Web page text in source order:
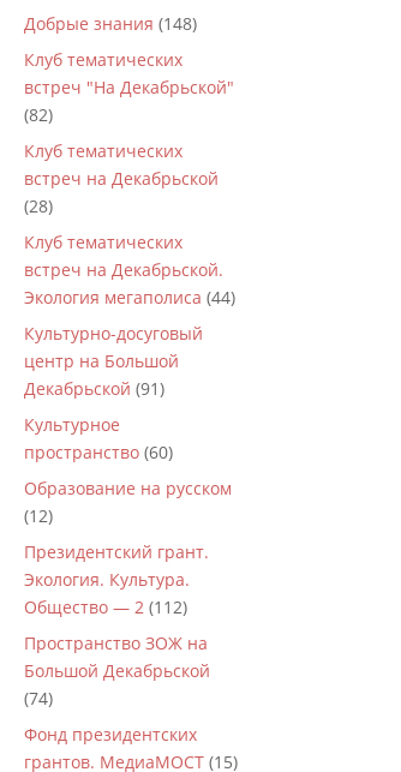
Добрые знания (148)
Клуб тематических
встреч "На Декабрьской"
(82)
Клуб тематических
встреч на Декабрьской
(28)
Клуб тематических
встреч на Декабрьской.
Экология мегаполиса (44)
Культурно-досуговый
центр на Большой
Декабрьской (91)
Культурное
пространство (60)
Образование на русском
(12)
Президентский грант.
Экология. Культура.
Общество — 2 (112)
Пространство ЗОЖ на
Большой Декабрьской
(74)
Фонд президентских
грантов. МедиаМОСТ (15)